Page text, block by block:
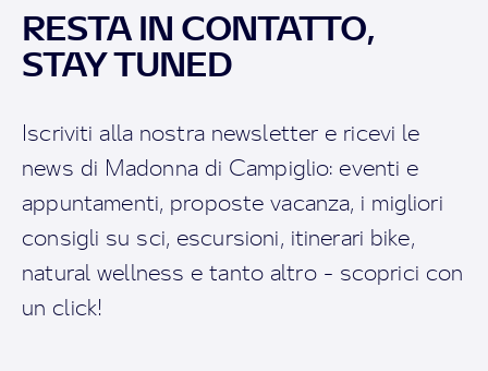
RESTA IN CONTATTO,
STAY TUNED
Iscriviti alla nostra newsletter e ricevi le
news di Madonna di Campiglio: eventi e
appuntamenti, proposte vacanza, i migliori
consigli su sci, escursioni, itinerari bike,
natural wellness e tanto altro - scoprici con
un click!